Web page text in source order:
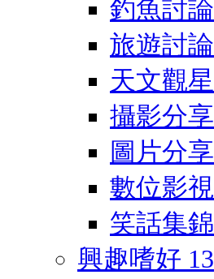
釣魚討論
旅遊討論
天文觀星
攝影分享
圖片分享
數位影視
笑話集錦
興趣嗜好 13